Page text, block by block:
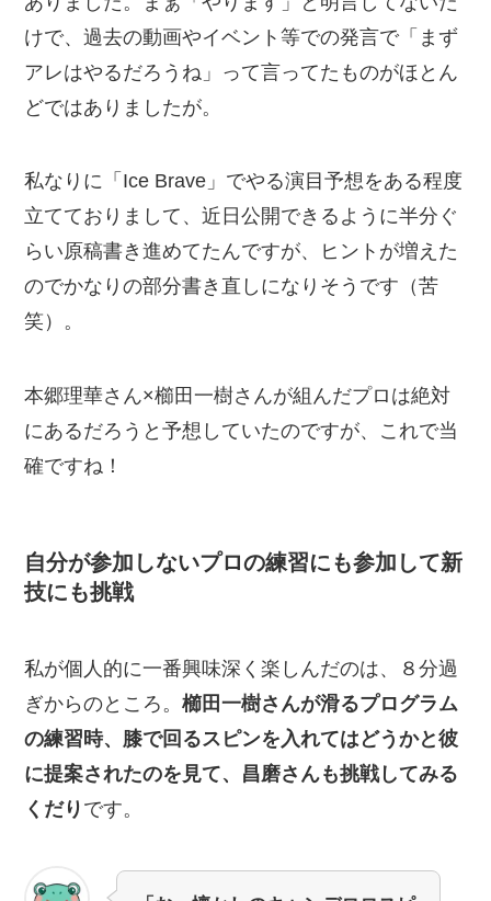
けで、過去の動画やイベント等での発言で「まず
アレはやるだろうね」って言ってたものがほとん
どではありましたが。
私なりに「Ice Brave」でやる演目予想をある程度
立てておりまして、近日公開できるように半分ぐ
らい原稿書き進めてたんですが、ヒントが増えた
のでかなりの部分書き直しになりそうです（苦
笑）。
本郷理華さん×櫛田一樹さんが組んだプロは絶対
にあるだろうと予想していたのですが、これで当
確ですね！
自分が参加しないプロの練習にも参加して新
技にも挑戦
私が個人的に一番興味深く楽しんだのは、８分過
ぎからのところ。櫛田一樹さんが滑るプログラム
の練習時、膝で回るスピンを入れてはどうかと彼
に提案されたのを見て、昌磨さんも挑戦してみる
くだり です。